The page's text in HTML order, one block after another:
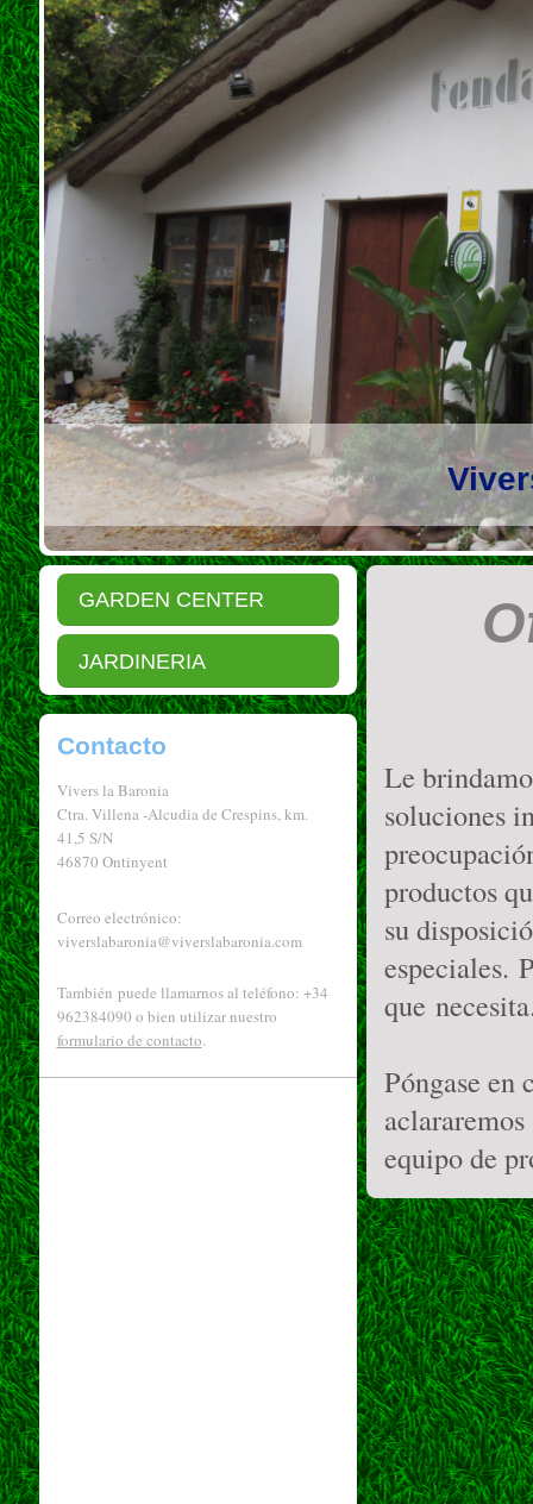
Le
soluciones
productos
su
especiales.
que
Póngase
equipo de
GARDEN CENTER
JARDINERIA
Contacto
Vivers la Baronia
Ctra. Villena -Alcudia de Crespins, km.
41,5 S/N
46870 Ontinyent
Correo electrónico:
viverslabaronia@viverslabaronia.com
También puede llamarnos al teléfono: +34
962384090 o bien utilizar nuestro
formulario de contacto.